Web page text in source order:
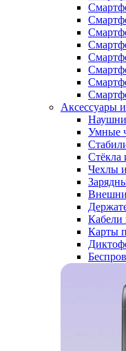
Аксессуары
Умные
Стёкла
Чехлы
Кабели
Карты